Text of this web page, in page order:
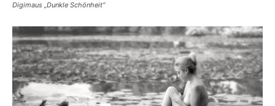
Digimaus „Dunkle Schönheit“